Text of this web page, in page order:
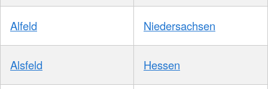
Alfeld Niedersachsen
Alsfeld Hessen